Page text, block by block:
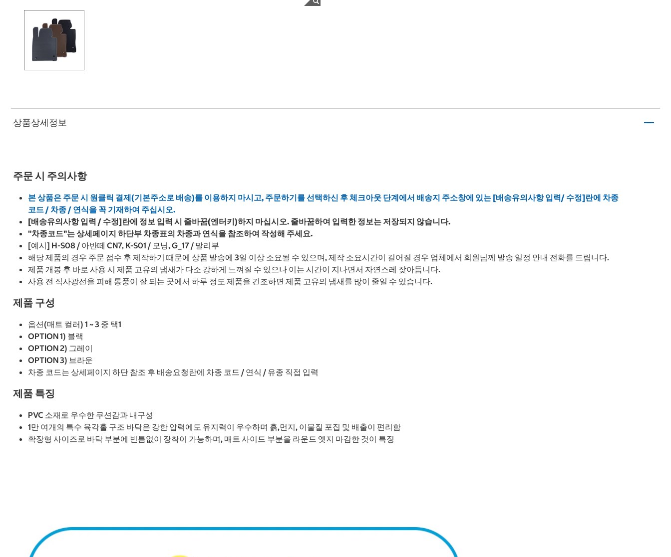
상품상세정보
주문 시 주의사항
본 상품은 주문 시 원클릭 결제(기본주소로 배송)를 이용하지 마시고, 주문하기를 선택하신 후 체크아웃 단계에서 배송지 주소창에 있는 [배송유의사항 입력/ 수정]란에 차종
코드 / 차종 / 연식을 꼭 기재하여 주십시오​.​
[배송유의사항 입력 / 수정]란에 정보 입력 시 줄바꿈(엔터키)하지 마십시오. 줄바꿈하여 입력한 정보는 저장되지 않습니다.
"차종코드"는 상세페이지 하단부 차종표의 차종과 연식을 참조하여 작성해 주세요.
[예시] H-S08 / 아반떼 CN7, K-S01 / 모닝, G_17 / 말리부
해당 제품의 경우 주문 접수 후 제작하기 때문에 상품 발송에 3일 이상 소요될 수 있으며, 제작 소요시간이 길어질 경우 업체에서 회원님께 발송 일정 안내 전화를 드립니다.
제품 개봉 후 바로 사용 시 제품 고유의 냄새가 다소 강하게 느껴질 수 있으나 이는 시간이 지나면서 자연스레 잦아듭니다.
사용 전 직사광선을 피해 통풍이 잘 되는 곳에서 하루 정도 제품을 건조하면 제품 고유의 냄새를 많이 줄일 수 있습니다.
제품 구성
옵션(매트 컬러) 1 ~ 3 중 택1
OPTION 1) 블랙
OPTION 2) 그레이
OPTION 3) 브라운
차종 코드는 상세페이지 하단 참조 후 배송요청란에 차종 코드 / 연식 / 유종 직접 입력
제품 특징
PVC 소재로 우수한 쿠션감과 내구성
1만 여개의 특수 육각홀 구조 바닥은 강한 압력에도 유지력이 우수하며 흙,먼지, 이물질 포집 및 배출이 편리함
확장형 사이즈로 바닥 부분에 빈틈없이 장착이 가능하며, 매트 사이드 부분을 라운드 엣지 마감한 것이 특징